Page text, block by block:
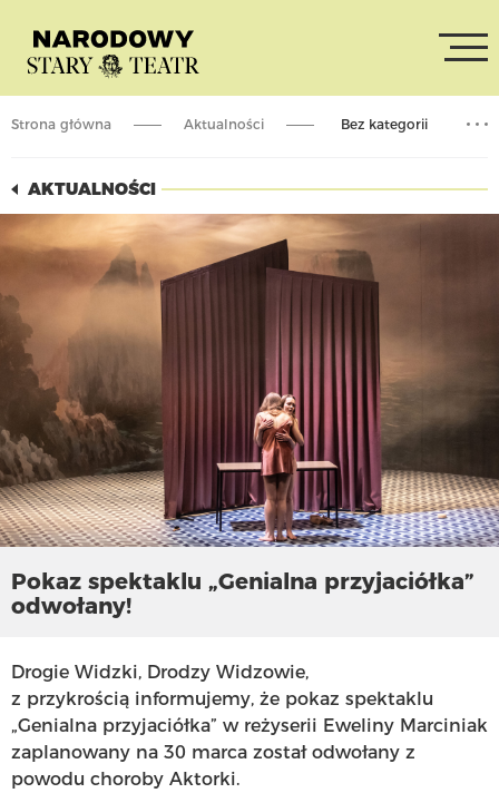
Strona główna Bez kategorii
Aktualności
AKTUALNOŚCI
Pokaz spektaklu „Genialna przyjaciółka”
odwołany!
Drogie Widzki, Drodzy Widzowie,
z przykrością informujemy, że pokaz spektaklu
„Genialna przyjaciółka” w reżyserii Eweliny Marciniak
zaplanowany na 30 marca został odwołany z
powodu choroby Aktorki.